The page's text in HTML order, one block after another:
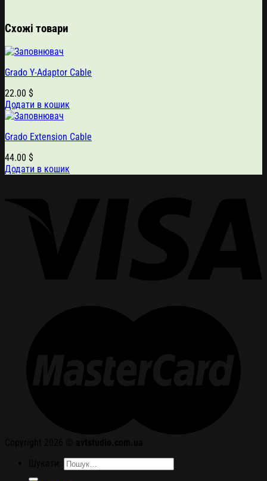
Схожі товари
Grado Y-Adaptor Cable
22.00 $
Додати в кошик
Grado Extension Cable
44.00 $
Додати в кошик